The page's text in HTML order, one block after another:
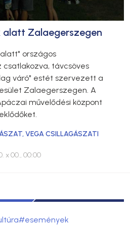
alatt Zalaegerszegen
országos
távcsöves
váró" estét szervezett a
Zalaegerszegen. A
művelődési központ
,VEGA CSILLAGÁSZATI
x 00., 00:00
#események